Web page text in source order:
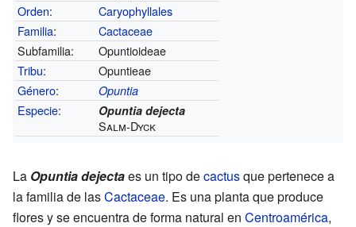
Orden:
Caryophyllales
Familia:
Cactaceae
Subfamilia:
Opuntioideae
Tribu:
Opuntieae
Género: Opuntia
Especie: Opuntia dejecta
Salm-Dyck
La Opuntia dejectaes un tipo decactusque pertenece a
la familia de lasCactaceae. Es una planta que produce
flores y se encuentra de forma natural en Centroamérica,